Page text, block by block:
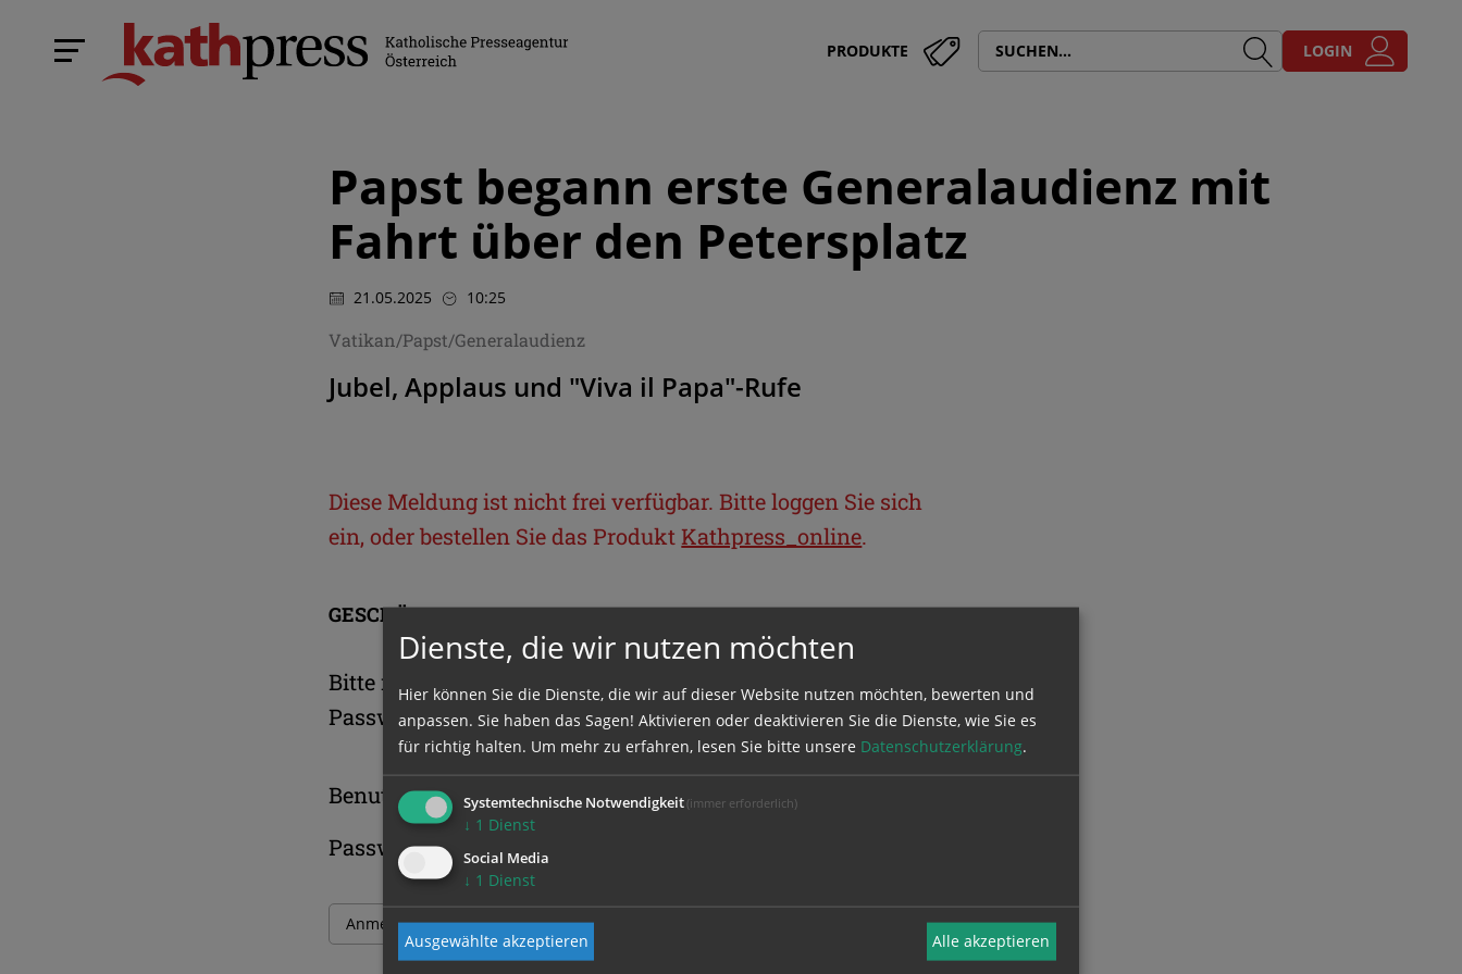
PRODUKTE LOGIN
Papst begann erste Generalaudienz mit
Fahrt über den Petersplatz
21.05.2025 10:25
Vatikan/Papst/Generalaudienz
Jubel, Applaus und "Viva il Papa"-Rufe
Diese Meldung ist nicht frei verfügbar. Bitte loggen Sie sich
ein, oder bestellen Sie das Produkt Kathpress_online.
GESCHÜTZTER BEREICH
Bitte melden Sie sich mit Ihrem Benutzernamen und
Passwort an.
Benutzername
Passwort
Dienste, die wir nutzen möchten
Hier können Sie die Dienste, die wir auf dieser Website nutzen möchten, bewerten und
anpassen. Sie haben das Sagen! Aktivieren oder deaktivieren Sie die Dienste, wie Sie es
für richtig halten. Um mehr zu erfahren, lesen Sie bitte unsere Datenschutzerklärung.
Systemtechnische Notwendigkeit (immer erforderlich)
↓ 1 Dienst
Social Media
↓ 1 Dienst
Ausgewählte akzeptieren Alle akzeptieren